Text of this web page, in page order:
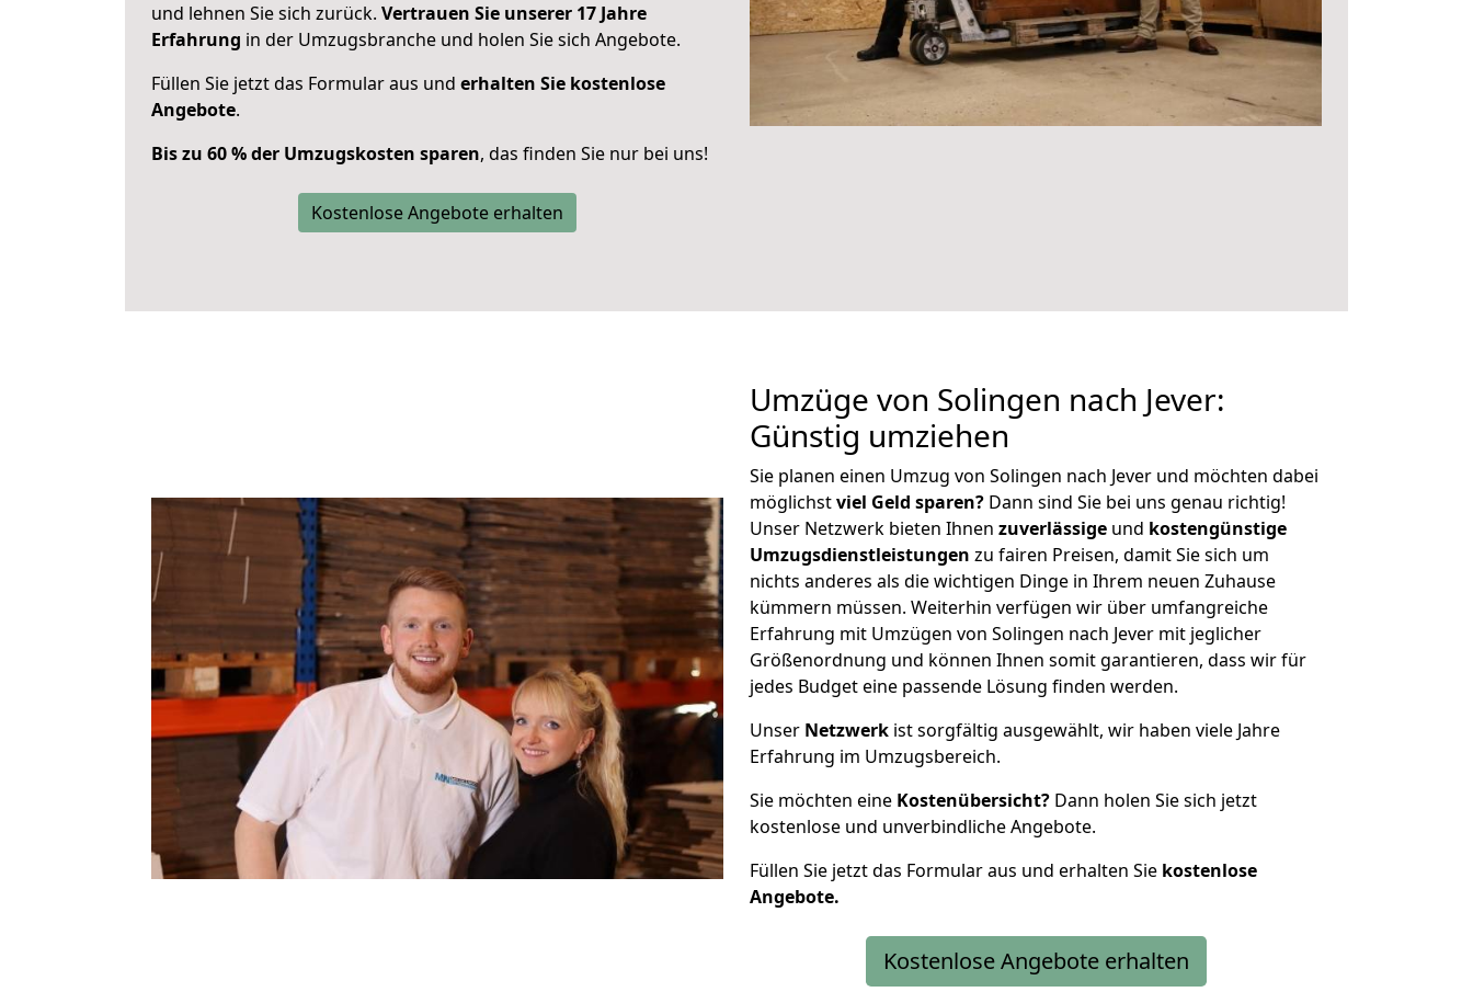
und lehnen Sie sich zurück. Vertrauen Sie unserer 17 Jahre
Erfahrung in der Umzugsbranche und holen Sie sich Angebote.
Füllen Sie jetzt das Formular aus und erhalten Sie kostenlose
Angebote.
Bis zu 60 % der Umzugskosten sparen, das finden Sie nur bei uns!
Kostenlose Angebote erhalten
Umzüge von Solingen nach Jever:
Günstig umziehen
Sie planen einen Umzug von Solingen nach Jever und möchten dabei
möglichstviel Geld sparen? Dann sind Sie bei uns genau richtig!
Unser Netzwerk bieten Ihnen zuverlässige und kostengünstige
Umzugsdienstleistungen zu fairen Preisen, damit Sie sich um
nichts anderes als die wichtigen Dinge in Ihrem neuen Zuhause
kümmern müssen. Weiterhin verfügen wir über umfangreiche
Erfahrung mit Umzügen von Solingen nach Jever mit jeglicher
Größenordnung und können Ihnen somit garantieren, dass wir für
jedes Budget eine passende Lösung finden werden.
Unser Netzwerk ist sorgfältig ausgewählt, wir haben viele Jahre
Erfahrung im Umzugsbereich.
Sie möchten eine Kostenübersicht? Dann holen Sie sich jetzt
kostenlose und unverbindliche Angebote.
Füllen Sie jetzt das Formular aus und erhalten Sie kostenlose
Angebote.
Kostenlose Angebote erhalten